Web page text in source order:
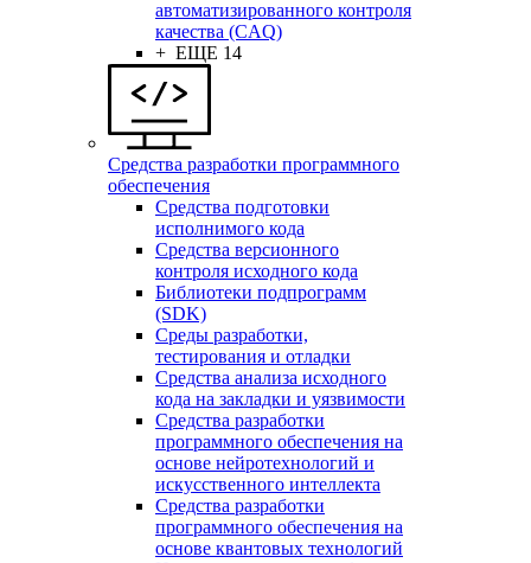
автоматизированного контроля
качества (CAQ)
+ ЕЩЕ 14
Средства разработки программного
обеспечения
Средства подготовки
исполнимого кода
Средства версионного
контроля исходного кода
Библиотеки подпрограмм
(SDK)
Среды разработки,
тестирования и отладки
Средства анализа исходного
кода на закладки и уязвимости
Средства разработки
программного обеспечения на
основе нейротехнологий и
искусственного интеллекта
Средства разработки
программного обеспечения на
основе квантовых технологий